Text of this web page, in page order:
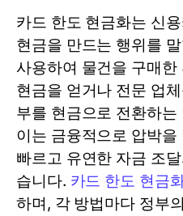
카드 한도 현금화는 신
현금을 만드는 행위를
사용하여 물건을 구매
현금을 얻거나 전문 업
부를 현금으로 전환하
이는 금융적으로 압박
빠르고 유연한 자금 조
습니다. 카드 한도 현금
하며, 각 방법마다 정부